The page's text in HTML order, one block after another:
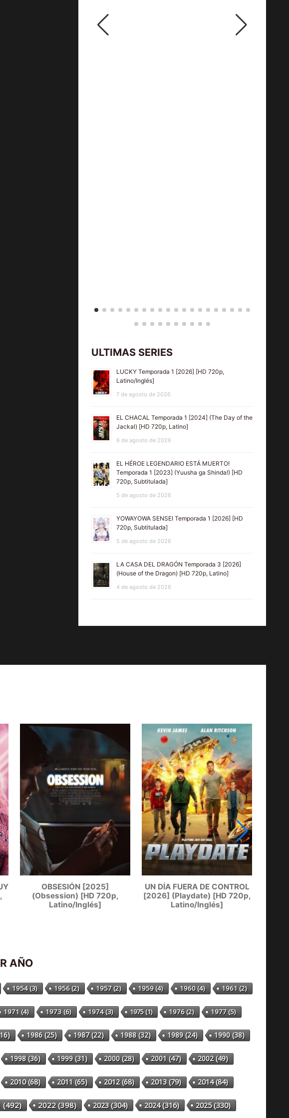
ULTIMAS SERIES
LUCKY Temporada 1 [2026] [HD 720p,
Latino/Inglés]
7 de agosto de 2026
EL CHACAL Temporada 1 [2024] (The Day of the
Jackal) [HD 720p, Latino]
6 de agosto de 2026
EL HÉROE LEGENDARIO ESTÁ MUERTO!
Temporada 1 [2023] (Yuusha ga Shinda!) [HD
720p, Subtitulada]
5 de agosto de 2026
YOWAYOWA SENSEI Temporada 1 [2026] [HD
720p, Subtitulada]
5 de agosto de 2026
LA CASA DEL DRAGÓN Temporada 3 [2026]
(House of the Dragon) [HD 720p, Latino]
4 de agosto de 2026
OBSESIÓN [2025]
(Obsession) [HD 720p,
Latino/Inglés]
UN DÍA FUERA DE CONTROL
[2026] (Playdate) [HD 720p,
Latino/Inglés]
AÑO
1954(3) 1956(2) 1957(2) 1959(4) 1960(4) 1961 (2)
1971 (4) 1973(6) 1974(3) 1975(1) 1976(2) 1977(5)
1986(25) 1987(22) 1988(32) 1989(24) 1990(38)
1998(36) 1999(31) 2000(28) 2001 (47) 2002(49)
2010(68) 2011 (65) 2012(68) 2013(79) 2014(84)
(492) 2022(398) 2023(304) 2024(316) 2025(330)